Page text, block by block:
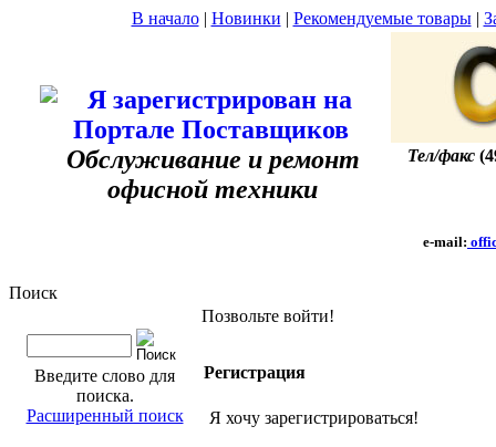
В начало| Новинки | Рекомендуемые товары|
Обслуживание и ремонт
офисной техники
Тел/факс
e-mail:
Поиск
Введите слово для
поиска.
Расширенный поиск
Позвольте войти!
Регистрация
Я хочу зарегистрироваться!